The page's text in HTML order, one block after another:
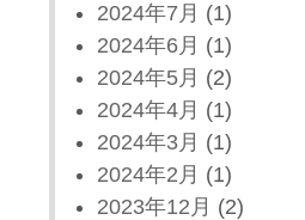
2024年7月 (1)
2024年6月 (1)
2024年5月 (2)
2024年4月 (1)
2024年3月 (1)
2024年2月 (1)
2023年12月 (2)